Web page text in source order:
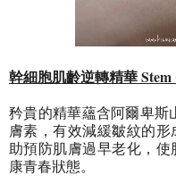
幹細胞肌齡逆轉精華 Stem
矜貴的精華蘊含阿爾卑斯
膚素，有效減緩皺紋的
助預防肌膚過早老化，
康青春狀態。